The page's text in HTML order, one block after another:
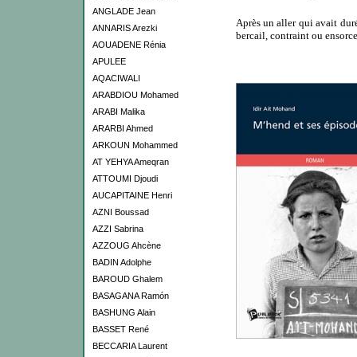
ANGLADE Jean
ANNARIS Arezki
AOUADENE Rénia
APULEE
AQACIWALI
ARABDIOU Mohamed
ARABI Malika
ARARBI Ahmed
ARKOUN Mohammed
AT YEHYA Ameqran
ATTOUMI Djoudi
AUCAPITAINE Henri
AZNI Boussad
AZZI Sabrina
AZZOUG Ahcène
BADIN Adolphe
BAROUD Ghalem
BASAGANA Ramón
BASHUNG Alain
BASSET René
BECCARIA Laurent
Après un aller qui avait
bercail, contraint ou